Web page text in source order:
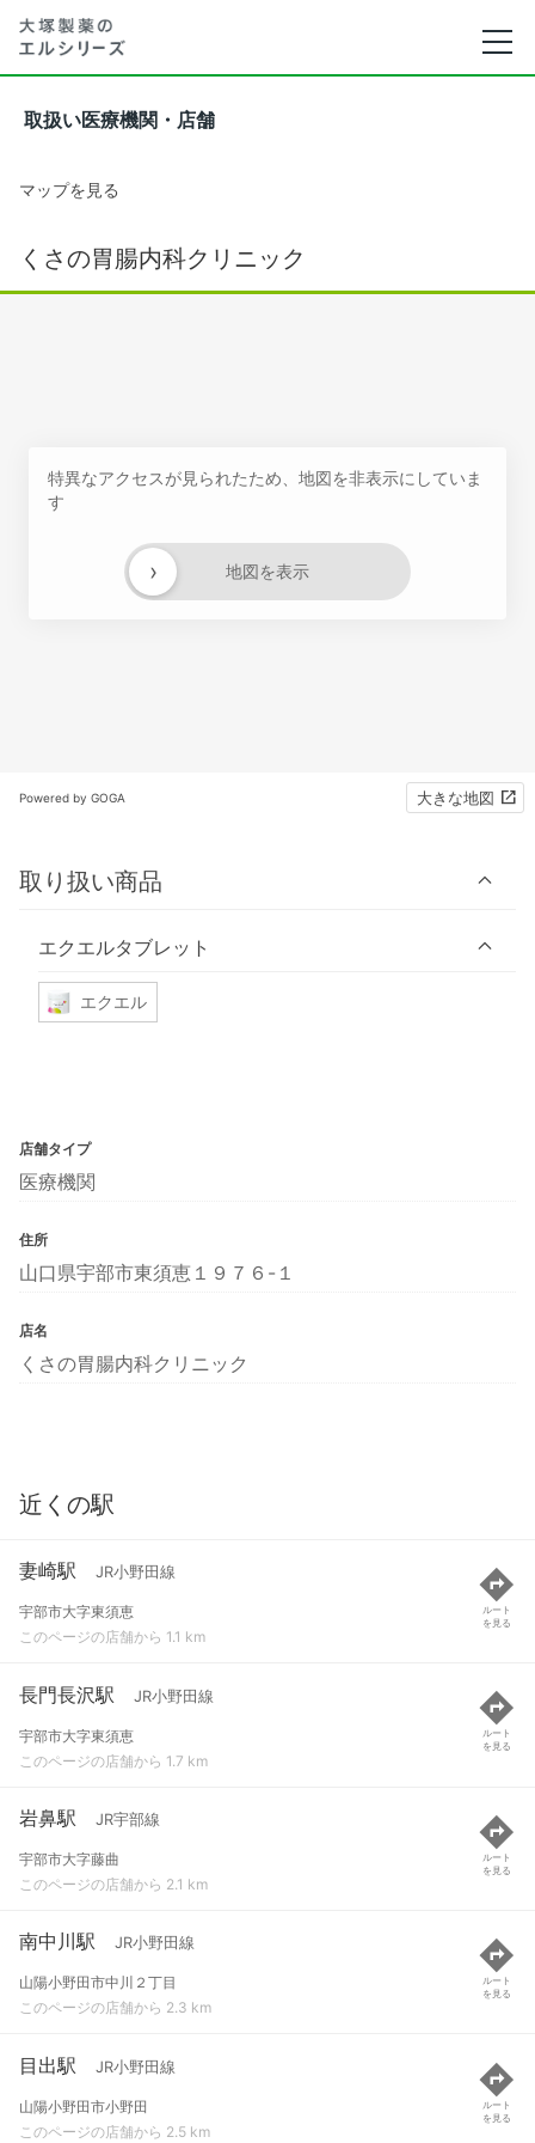
取扱い医療機関・店舗
マップを見る
くさの胃腸内科クリニック
特異なアクセスが見られたため、地図を非表示にしていま
す
地図を表示
›
Powered by GOGA 大きな地図
取り扱い商品
エクエルタブレット
エクエル
店舗タイプ
医療機関
住所
山口県宇部市東須恵１９７６-１
店名
くさの胃腸内科クリニック
近くの駅
妻崎駅 JR小野田線
宇部市大字東須恵
このページの店舗から 1.1 km
ルート
を見る
長門長沢駅 JR小野田線
宇部市大字東須恵
このページの店舗から 1.7 km
ルート
を見る
岩鼻駅 JR宇部線
宇部市大字藤曲
このページの店舗から 2.1 km
ルート
を見る
南中川駅 JR小野田線
山陽小野田市中川２丁目
このページの店舗から 2.3 km
ルート
を見る
目出駅 JR小野田線
山陽小野田市小野田
このページの店舗から 2.5 km
ルート
を見る